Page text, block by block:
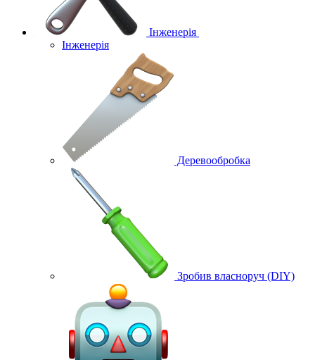
Інженерія
Інженерія
Деревообробка
Зробив власноруч (DIY)